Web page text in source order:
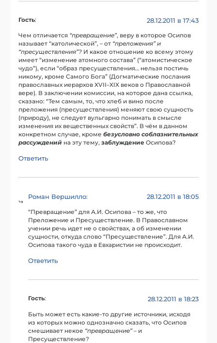
Гость: 28.12.2011 в 17:43
Чем отличается “превращение”, веру в которое Осипов
называет “католической”, – от “преложения” и
“пресуществления”? И какое отношение ко всему этому
имеет “изменение атомного состава” (“атомистическое
чудо”), если “образ пресуществления… нельзя постичь
никому, кроме Самого Бога” (Догматические послания
православных иерархов XVII–XIX веков о Православной
вере). В заключении комиссии, на которое дана ссылка,
сказано: “Тем самым, то, что хлеб и вино после
преложения (пресуществления) меняют свою сущность
(природу), не следует вульгарно понимать в смысле
изменения их вещественных свойств”. В чём в данном
конкретном случае, кромебезусловно соблазнительных
рассуждений на эту тему,заблуждение Осипова?
Ответить
Роман Вершилло: 28.12.2011 в 18:05
“Превращение” для А.И. Осипова – то же, что
Преложение и Пресуществление. В Православном
учении речь идет не о свойствах, а об изменении
сущности, откуда слово “Пресуществление”. Для А.И.
Осипова такого чуда в Евхаристии не происходит.
Ответить
Гость: 28.12.2011 в 18:23
Быть может есть какие-то другие источники, исходя
из которых можно однозначно сказать, что Осипов
смешивает некое “превращение”– и
Пресуществление?